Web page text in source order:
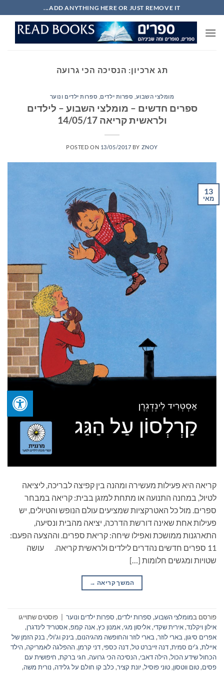
to
content
ADD ANYTHING HERE OR JUST REMOVE IT...
תג ארכיון: הנסיכה הכי גרועה
מומלצי השבוע ספרות ילדים ספרות ילדים ונוער
ספרים חדשים – מומלצי השבוע – לילדים
ולראשית קריאה 14/05/17
POSTED ON 13/05/2017 BY ZNOY
13
מאי
קריאה היא פעילות מעשירה ומהנה בין קפיצה לבריכה, ליציאה
לטיול, במחנה התנועה או מתחת למזגן בבית: קריאה במבחר
ספרים. מול כל האטרקציות שמציעים עולם הנופש והטיולים, יש
פעילות אחת שאינה דורשת הדרכה, יציאה מהבית ונסיעה,
התארגנות ממושכת ואפילו שיחה: קריאת ספרים. וההצעה הפעם:
11 ספרים חדשים נהדרים לילדים ולראשית קריאה. עושה
שטויות ומגשים חלומות […]
המשך קריאה →
פורסם במומלצי השבוע, ספרות ילדים, ספרות ילדים ונוער
פוסטים שתוייגו
אילון ויקלנד,אירית שקדי,אליסון מגי,אמנון כץ,אנה קמפ,אסטריד לינדגרן,
אפרים סיגון, בארי לוזר, בארי לוזר והחופשה מהגיהנום, בינק וג'ולי, בנק הזמן של
איילת, ג'ים סמית,דנה זייברט טל,דנה כספי,דני קרמן,ההפלגה לאמריקה,הילד
הכחול שידע הכול,הילה דאבי,הנסיכה הכי גרועה, חגי ברקת, חיפושית עם
פסים,טום ווטסון,טוני פוסיל,יונת קציר, כלב קו חולם על גלידה, נורית משה,